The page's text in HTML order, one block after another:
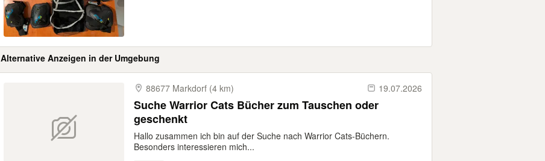
Alternative Anzeigen in der Umgebung
88677 Markdorf (4 km) 19.07.2026
Suche Warrior Cats Bücher zum Tauschen oder
geschenkt
Hallo zusammen ich bin auf der Suche nach Warrior Cats-Büchern.
Besonders interessieren mich...